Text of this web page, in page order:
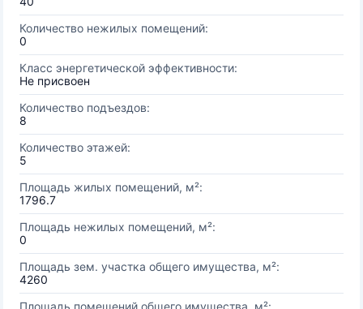
Количество нежилых помещений:
0
Класс энергетической эффективности:
Не присвоен
Количество подъездов:
8
Количество этажей:
5
Площадь жилых помещений, м²:
1796.7
Площадь нежилых помещений, м²:
0
Площадь зем. участка общего имущества, м²:
4260
Площадь помещений общего имущества, м²: